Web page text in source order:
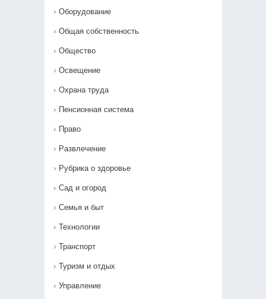
Оборудование
Общая собственность
Общество
Освещение
Охрана труда
Пенсионная система
Право
Развлечение
Рубрика о здоровье
Сад и огород
Семья и быт
Технологии
Транспорт
Туризм и отдых
Управление